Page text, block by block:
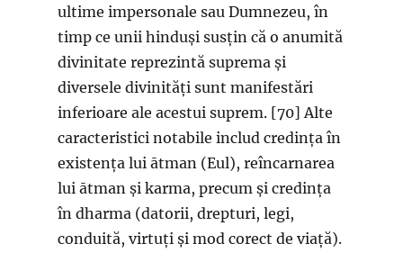
ultime impersonale sau Dumnezeu, în
timp ce unii hinduși susțin că o anumită
divinitate reprezintă suprema și
diversele divinități sunt manifestări
inferioare ale acestui suprem. [70] Alte
caracteristici notabile includ credința în
existența lui ātman (Eul), reîncarnarea
lui ātman și karma, precum și credința
în dharma (datorii, drepturi, legi,
conduită, virtuți și mod corect de viață).